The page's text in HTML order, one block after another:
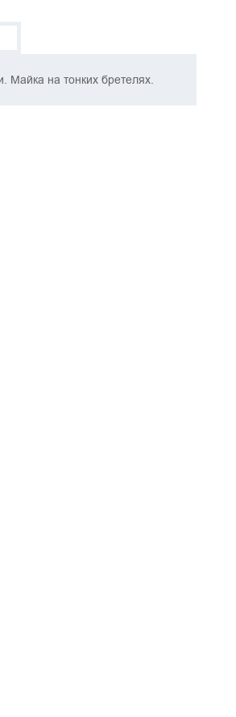
Майка на тонких бретелях.